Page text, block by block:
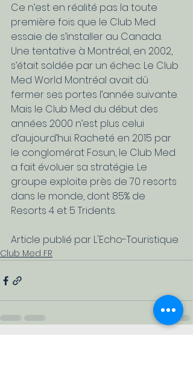
Ce n’est en réalité pas la toute
première fois que le Club Med
essaie de s’installer au Canada.
Une tentative à Montréal, en 2002,
s’était soldée par un échec. Le Club
Med World Montréal avait dû
fermer ses portes l’année suivante.
Mais le Club Med du début des
années 2000 n’est plus celui
d’aujourd’hui. Racheté en 2015 par
le conglomérat Fosun, le Club Med
a fait évoluer sa stratégie. Le
groupe exploite près de 70 resorts
dans le monde, dont 85% de
Resorts 4 et 5 Tridents.
Article publié par L'Echo-Touristique
Club Med FR